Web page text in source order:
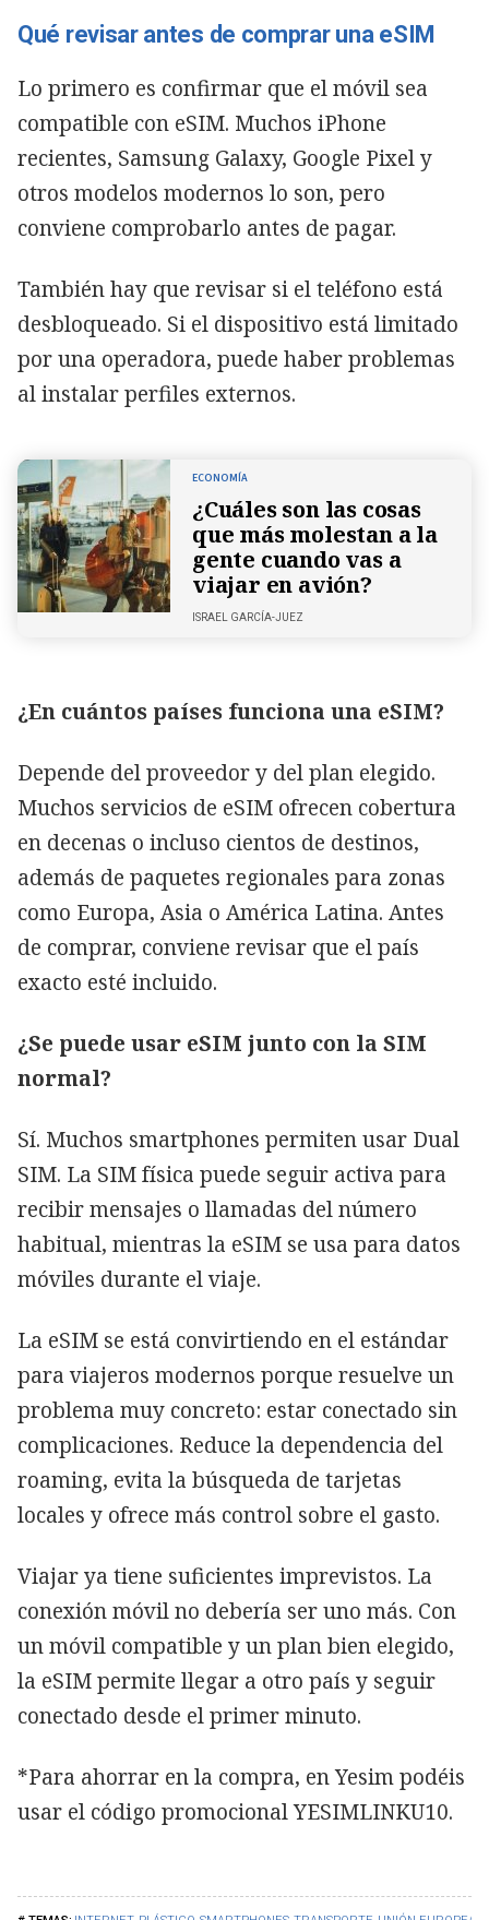
Qué revisar antes de comprar una eSIM
Lo primero es confirmar que el móvil sea
compatible con eSIM. Muchos iPhone
recientes, Samsung Galaxy, Google Pixel y
otros modelos modernos lo son, pero
conviene comprobarlo antes de pagar.
También hay que revisar si el teléfono está
desbloqueado. Si el dispositivo está limitado
por una operadora, puede haber problemas
al instalar perfiles externos.
ECONOMÍA
¿Cuáles son las cosas
que más molestan a la
gente cuando vas a
viajar en avión?
ISRAEL GARCÍA-JUEZ
¿En cuántos países funciona una eSIM?
Depende del proveedor y del plan elegido.
Muchos servicios de eSIM ofrecen cobertura
en decenas o incluso cientos de destinos,
además de paquetes regionales para zonas
como Europa, Asia o América Latina. Antes
de comprar, conviene revisar que el país
exacto esté incluido.
¿Se puede usar eSIM junto con la SIM
normal?
Sí. Muchos smartphones permiten usar Dual
SIM. La SIM física puede seguir activa para
recibir mensajes o llamadas del número
habitual, mientras la eSIM se usa para datos
móviles durante el viaje.
La eSIM se está convirtiendo en el estándar
para viajeros modernos porque resuelve un
problema muy concreto: estar conectado sin
complicaciones. Reduce la dependencia del
roaming, evita la búsqueda de tarjetas
locales y ofrece más control sobre el gasto.
Viajar ya tiene suficientes imprevistos. La
conexión móvil no debería ser uno más. Con
un móvil compatible y un plan bien elegido,
la eSIM permite llegar a otro país y seguir
conectado desde el primer minuto.
*Para ahorrar en la compra, en Yesim podéis
usar el código promocional YESIMLINKU10.